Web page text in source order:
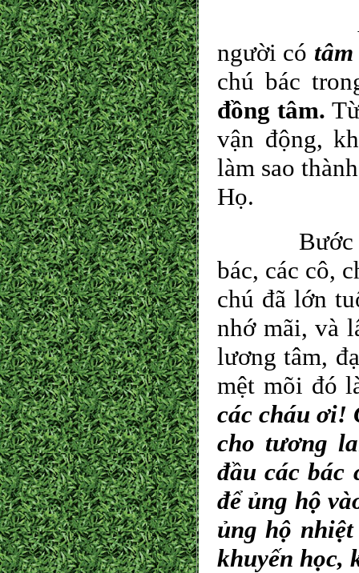
Anh em
người có
chú bác
đồng tâm.
vận động,
làm sao
Họ.
Bước đầu
bác, các cô,
chú đã lớn
nhớ mãi, và
lương tâm,
mệt mõi đó
các cháu ơi!
cho tương
đầu các bác
để ủng hộ
ủng hộ
khuyến học,